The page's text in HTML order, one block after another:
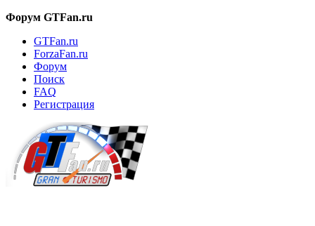
Форум GTFan.ru
GTFan.ru
ForzaFan.ru
Форум
Поиск
FAQ
Регистрация